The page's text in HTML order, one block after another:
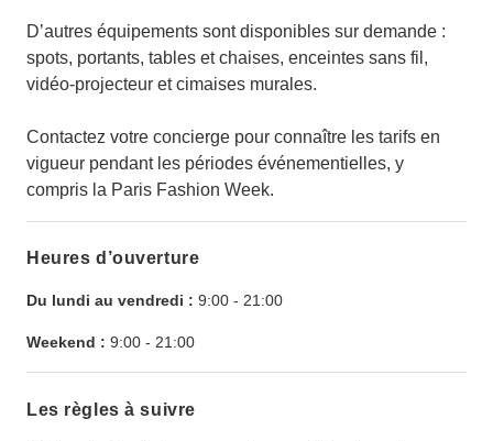
D’autres équipements sont disponibles sur demande :
spots, portants, tables et chaises, enceintes sans fil,
vidéo-projecteur et cimaises murales.
Contactez votre concierge pour connaître les tarifs en
vigueur pendant les périodes événementielles, y
compris la Paris Fashion Week.
Heures d’ouverture
Du lundi au vendredi : 9:00 - 21:00
Weekend : 9:00 - 21:00
Les règles à suivre